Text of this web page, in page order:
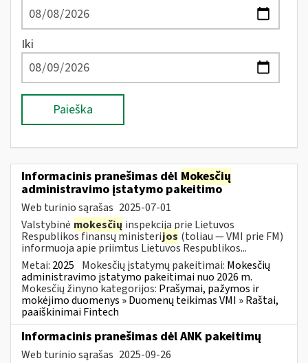
Iki
Paieška
Informacinis pranešimas dėl Mokesčių
administravimo įstatymo pakeitimo
Web turinio sąrašas 2025-07-01
Valstybinė mokesčių inspekcija prie Lietuvos
Respublikos finansų ministerijos (toliau — VMI prie FM)
informuoja apie priimtus Lietuvos Respublikos...
Metai: 2025 Mokesčių įstatymų pakeitimai: Mokesčių
administravimo įstatymo pakeitimai nuo 2026 m.
Mokesčių žinyno kategorijos: Prašymai, pažymos ir
mokėjimo duomenys » Duomenų teikimas VMI » Raštai,
paaiškinimai Fintech
Informacinis pranešimas dėl ANK pakeitimų
Web turinio sąrašas 2025-09-26